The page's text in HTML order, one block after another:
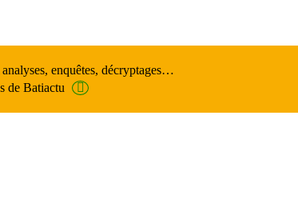
enquêtes, décryptages…
de Batiactu